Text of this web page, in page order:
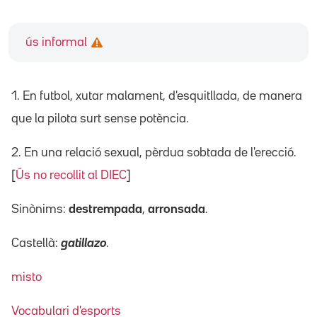
ús informal
1. En futbol, xutar malament, d'esquitllada, de manera
que la pilota surt sense potència.
2. En una relació sexual, pèrdua sobtada de l'erecció.
Ús no recollit al DIEC
Sinònims: destrempada, arronsada.
Castellà: gatillazo.
misto
Vocabulari d'esports